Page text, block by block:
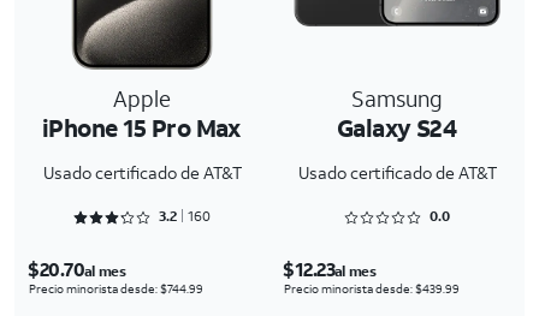
Apple
iPhone 15 Pro Max
Usado certificado de AT&T
Samsung
Galaxy S24
Usado certificado de AT&T
Rated 3.2875 out of 5
3.2 160 Rated 0 out of 5
0.0
$20.70al mes
Precio minorista desde: $744.99
$12.23al mes
Precio minorista desde: $439.99